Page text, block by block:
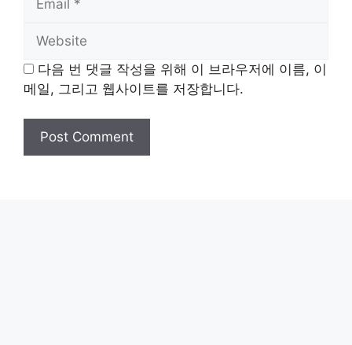
다음 번 댓글 작성을 위해 이 브라우저에 이름, 이
메일, 그리고 웹사이트를 저장합니다.